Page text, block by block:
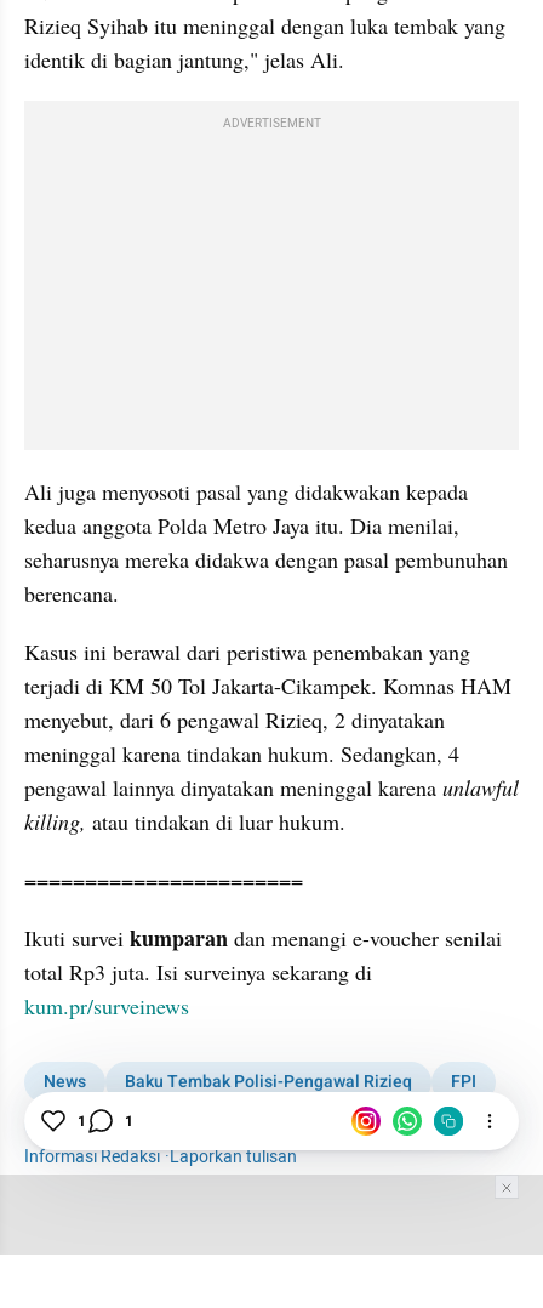
Rizieq Syihab itu meninggal dengan luka tembak yang
identik di bagian jantung," jelas Ali.
ADVERTISEMENT
Ali juga menyosoti pasal yang didakwakan kepada
kedua anggota Polda Metro Jaya itu. Dia menilai,
seharusnya mereka didakwa dengan pasal pembunuhan
berencana.
Kasus ini berawal dari peristiwa penembakan yang
terjadi di KM 50 Tol Jakarta-Cikampek. Komnas HAM
menyebut, dari 6 pengawal Rizieq, 2 dinyatakan
meninggal karena tindakan hukum. Sedangkan, 4
pengawal lainnya dinyatakan meninggal karena unlawful
killing, atau tindakan di luar hukum.
=======================
Ikuti survei kumparan dan menangi e-voucher senilai
kum.pr/surveinews
News Baku Tembak Polisi-Pengawal Rizieq
FPI
Sidang
Pengacara
Informasi Redaksi·Laporkan tulisan
1 1